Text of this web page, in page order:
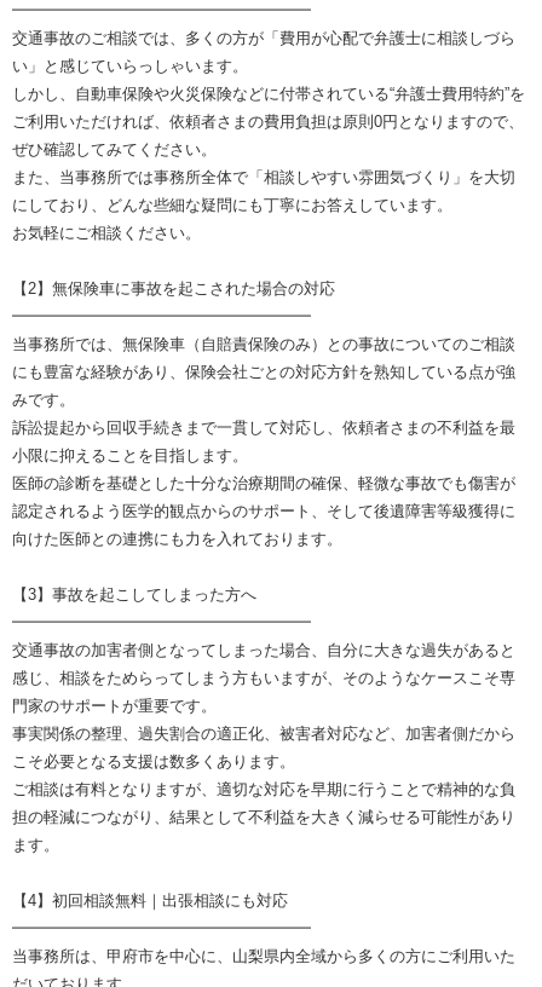
━━━━━━━━━━━━━━━━━━━
交通事故のご相談では、多くの方が「費用が心配で弁護士に相談しづら
い」と感じていらっしゃいます。
しかし、自動車保険や火災保険などに付帯されている“弁護士費用特約”を
ご利用いただければ、依頼者さまの費用負担は原則0円となりますので、
ぜひ確認してみてください。
また、当事務所では事務所全体で「相談しやすい雰囲気づくり」を大切
にしており、どんな些細な疑問にも丁寧にお答えしています。
お気軽にご相談ください。
【2】無保険車に事故を起こされた場合の対応
━━━━━━━━━━━━━━━━━━━
当事務所では、無保険車（自賠責保険のみ）との事故についてのご相談
にも豊富な経験があり、保険会社ごとの対応方針を熟知している点が強
みです。
訴訟提起から回収手続きまで一貫して対応し、依頼者さまの不利益を最
小限に抑えることを目指します。
医師の診断を基礎とした十分な治療期間の確保、軽微な事故でも傷害が
認定されるよう医学的観点からのサポート、そして後遺障害等級獲得に
向けた医師との連携にも力を入れております。
【3】事故を起こしてしまった方へ
━━━━━━━━━━━━━━━━━━━
交通事故の加害者側となってしまった場合、自分に大きな過失があると
感じ、相談をためらってしまう方もいますが、そのようなケースこそ専
門家のサポートが重要です。
事実関係の整理、過失割合の適正化、被害者対応など、加害者側だから
こそ必要となる支援は数多くあります。
ご相談は有料となりますが、適切な対応を早期に行うことで精神的な負
担の軽減につながり、結果として不利益を大きく減らせる可能性があり
ます。
【4】初回相談無料｜出張相談にも対応
━━━━━━━━━━━━━━━━━━━
当事務所は、甲府市を中心に、山梨県内全域から多くの方にご利用いた